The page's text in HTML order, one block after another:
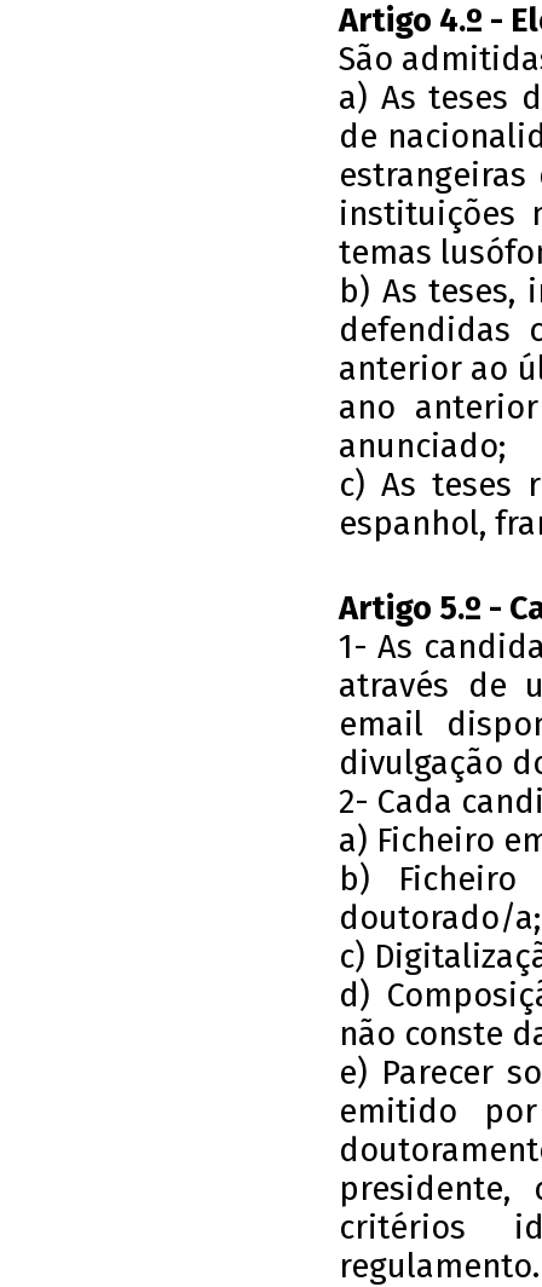
Artigo 4.º -
São
a) As teses
de
estrangeiras
instituições
temas
b) As teses,
defendidas
anterior ao
ano
anunciado;
c) As teses
espanhol,
Artigo 5.º -
1- As
através de
email
divulgação
2- Cada
a) Ficheiro
b)
doutorado/a;
c)
d)
não conste
e) Parecer
emitido
presidente,
critérios
regulamento.